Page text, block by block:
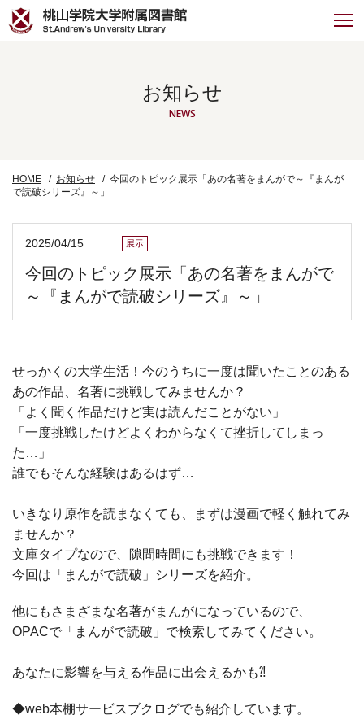
お知らせ
NEWS
HOME お知らせ
今回のトピック展示「あの名著をまんがで～『まんが
で読破シリーズ』～」
2025/04/15 展示
今回のトピック展示「あの名著をまんがで
～『まんがで読破シリーズ』～」
せっかくの大学生活！今のうちに一度は聞いたことのある
あの作品、名著に挑戦してみませんか？
「よく聞く作品だけど実は読んだことがない」
「一度挑戦したけどよくわからなくて挫折してしまっ
た…」
誰でもそんな経験はあるはず…
いきなり原作を読まなくても、まずは漫画で軽く触れてみ
ませんか？
文庫タイプなので、隙間時間にも挑戦できます！
今回は「まんがで読破」シリーズを紹介。
他にもさまざまな名著がまんがになっているので、
OPACで「まんがで読破」で検索してみてください。
あなたに影響を与える作品に出会えるかも⁈
◆web本棚サービスブクログでも紹介しています。